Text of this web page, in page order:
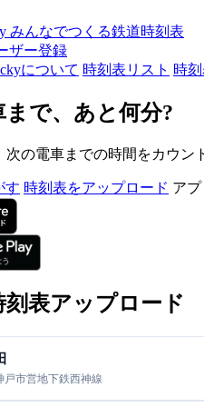
みんなでつくる鉄道時刻表
ザー登録
について 時刻表リスト 時
まで、あと何分?
次の電車までの時間をカウン
す 時刻表をアップロード ア
刻表アップロード
戸市営地下鉄西神線